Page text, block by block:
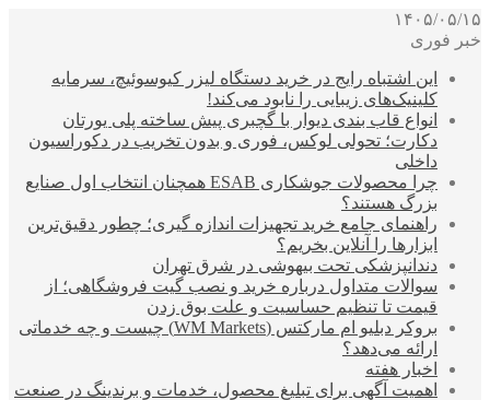
۱۴۰۵/۰۵/۱۵
خبر فوری
این اشتباه رایج در خرید دستگاه لیزر کیوسوئیچ، سرمایه
کلینیک‌های زیبایی را نابود می‌کند!
انواع قاب بندی دیوار با گچبری پیش ساخته پلی یورتان
دکارت؛ تحولی لوکس، فوری و بدون تخریب در دکوراسیون
داخلی
چرا محصولات جوشکاری ESAB همچنان انتخاب اول صنایع
بزرگ هستند؟
راهنمای جامع خرید تجهیزات اندازه گیری؛ چطور دقیق‌ترین
ابزارها را آنلاین بخریم؟
دندانپزشکی تحت بیهوشی در شرق تهران
سوالات متداول درباره خرید و نصب گیت فروشگاهی؛ از
قیمت تا تنظیم حساسیت و علت بوق زدن
بروکر دبلیو ام مارکتس (WM Markets) چیست و چه خدماتی
ارائه می‌دهد؟
اخبار هفته
اهمیت آگهی برای تبلیغ محصول، خدمات و برندینگ در صنعت